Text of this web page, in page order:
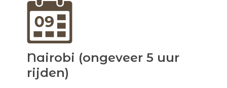
Nairobi (ongeveer 5 uur
rijden)